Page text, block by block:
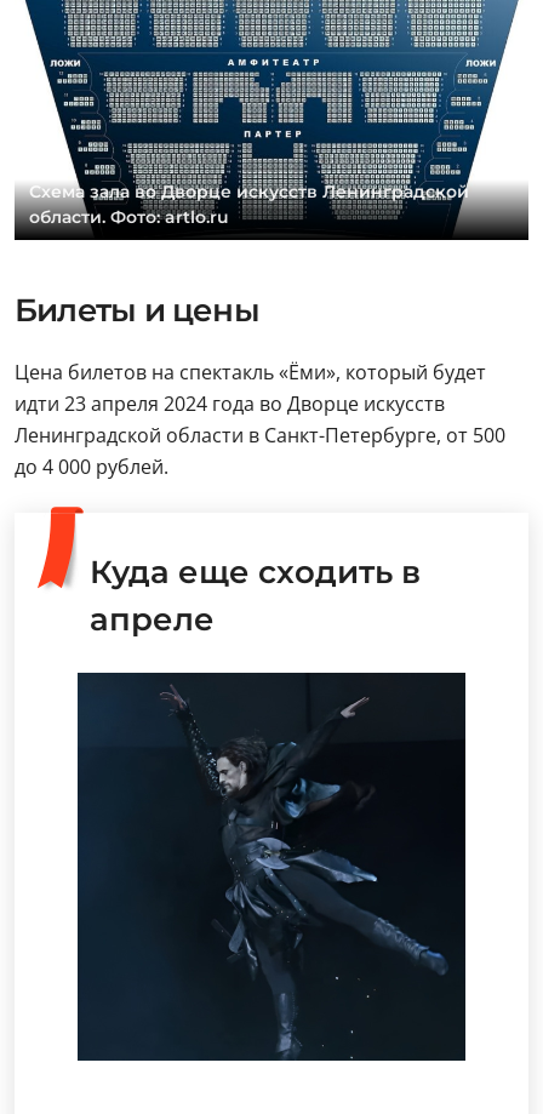
Схема зала во Дворце искусств Ленинградской
области. Фото: artlo.ru
Билеты и цены
Цена билетов на спектакль «Ёми», который будет
идти 23 апреля 2024 года во Дворце искусств
Ленинградской области в Санкт-Петербурге, от 500
до 4 000 рублей.
Куда еще сходить в
апреле